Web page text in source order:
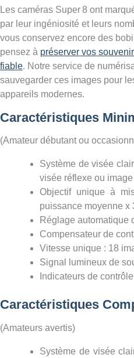
Les caméras Super 8 ont
par leur ingéniosité et leurs
vous conservez encore des
pensez à préserver vos
fiable. Notre service de
sauvegarder ces images pour
appareils modernes.
Caractéristiques
(Amateur débutant ou
Système de visée
visée réflexe ou
Objectif unique à
puissance moyenne x
Réglage automatique
Compensateur de
Vitesse unique : 18
Signal lumineux de
Indicateurs de
Caractéristiques
(Amateurs avertis)
Système de visée